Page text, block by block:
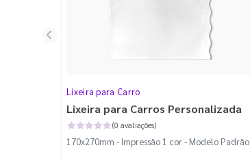
Lixeira para Carro
Lixeira para Carros Personalizada
(0 avaliações)
170x270mm - Impressão 1 cor - Modelo Padrão